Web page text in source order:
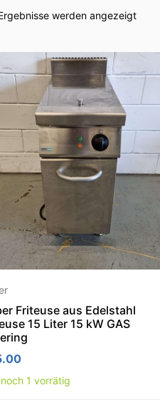
werden angezeigt
Friteuse aus Edelstahl
15 Liter 15 kW GAS
1 vorrätig